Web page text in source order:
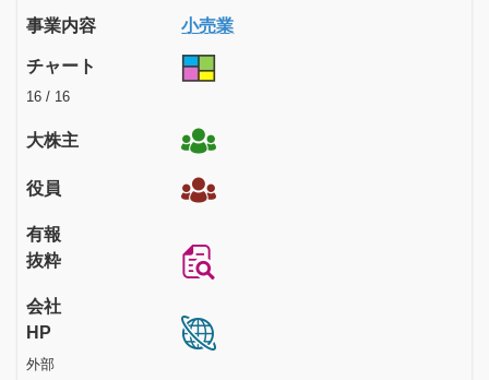
事業内容 小売業
チャート
16 / 16
大株主
役員
有報
抜粋
会社
HP
外部